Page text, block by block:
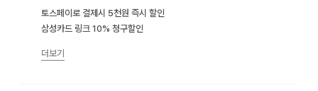
토스페이로 결제시 5천원 즉시 할인
삼성카드 링크 10% 청구할인
더보기